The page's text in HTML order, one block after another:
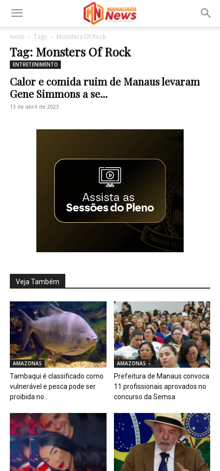
Início Tags Monsters Of Rock
Tag: Monsters Of Rock
ENTRETENIMENTO
Calor e comida ruim de Manaus levaram
Gene Simmons a se...
13 de abril de 2023
Veja Também
AMAZONAS
Tambaqui é classificado como
vulnerável e pesca pode ser
proibida no...
AMAZONAS
Prefeitura de Manaus convoca
11 profissionais aprovados no
concurso da Semsa